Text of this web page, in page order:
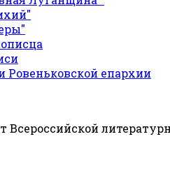
епархии
Всероссийской